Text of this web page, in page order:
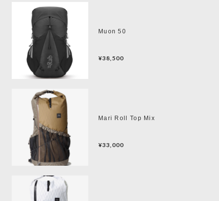
Muon 50
¥38,500
Mari Roll Top Mix
¥33,000